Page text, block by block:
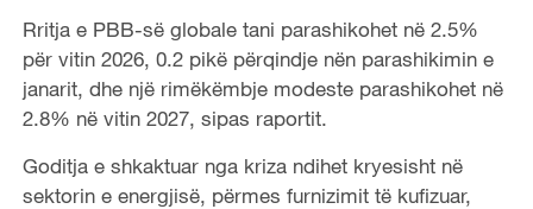
Rritja e PBB-së globale tani parashikohet në 2.5%
për vitin 2026, 0.2 pikë përqindje nën parashikimin e
janarit, dhe një rimëkëmbje modeste parashikohet në
2.8% në vitin 2027, sipas raportit.
Goditja e shkaktuar nga kriza ndihet kryesisht në
sektorin e energjisë, përmes furnizimit të kufizuar,